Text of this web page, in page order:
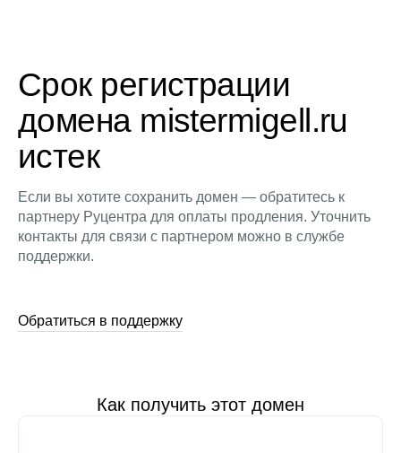
Срок регистрации
домена mistermigell.ru
истек
Если вы хотите сохранить домен — обратитесь к
партнеру Руцентра для оплаты продления. Уточнить
контакты для связи с партнером можно в службе
поддержки.
Обратиться в поддержку
Как получить этот домен